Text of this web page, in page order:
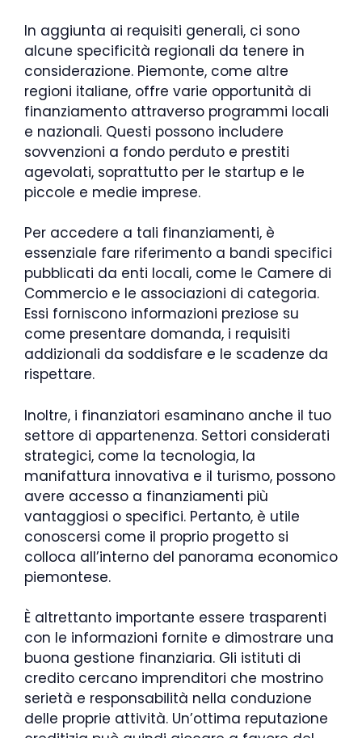
In aggiunta ai requisiti generali, ci sono
alcune specificità regionali da tenere in
considerazione. Piemonte, come altre
regioni italiane, offre varie opportunità di
finanziamento attraverso programmi locali
e nazionali. Questi possono includere
sovvenzioni a fondo perduto e prestiti
agevolati, soprattutto per le startup e le
piccole e medie imprese.
Per accedere a tali finanziamenti, è
essenziale fare riferimento a bandi specifici
pubblicati da enti locali, come le Camere di
Commercio e le associazioni di categoria.
Essi forniscono informazioni preziose su
come presentare domanda, i requisiti
addizionali da soddisfare e le scadenze da
rispettare.
Inoltre, i finanziatori esaminano anche il tuo
settore di appartenenza. Settori considerati
strategici, come la tecnologia, la
manifattura innovativa e il turismo, possono
avere accesso a finanziamenti più
vantaggiosi o specifici. Pertanto, è utile
conoscersi come il proprio progetto si
colloca all’interno del panorama economico
piemontese.
È altrettanto importante essere trasparenti
con le informazioni fornite e dimostrare una
buona gestione finanziaria. Gli istituti di
credito cercano imprenditori che mostrino
serietà e responsabilità nella conduzione
delle proprie attività. Un’ottima reputazione